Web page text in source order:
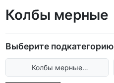
Колбы мерные
Выберите подкатегорию
Колбы мерные
пластиковые